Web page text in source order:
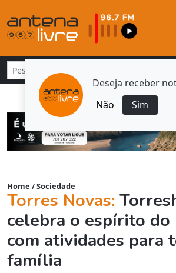
Deseja receber
Não
Sim
Home /Sociedade
Torres Novas:
celebra o espírito
com atividades para
família